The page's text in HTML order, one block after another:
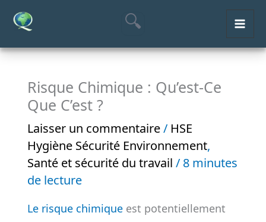
Aller
contenu
Risque Chimique : Qu’est-Ce
Que C’est ?
Laisser un commentaire / HSE
Hygiène Sécurité Environnement,
Santé et sécurité du travail / 8 minutes
de lecture
Le risque chimiqueest potentiellement